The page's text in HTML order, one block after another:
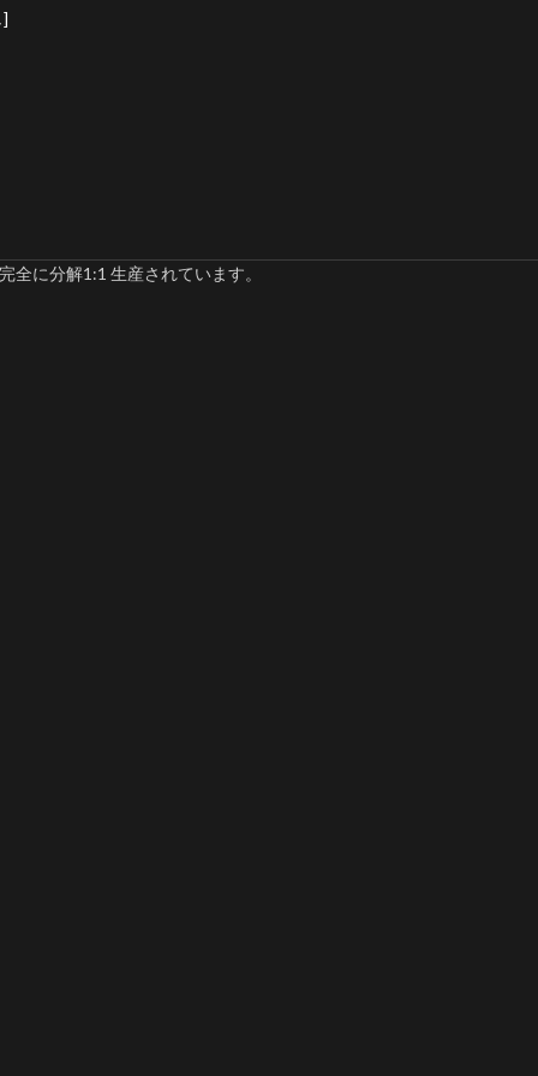
に分解1:1 生産されています。